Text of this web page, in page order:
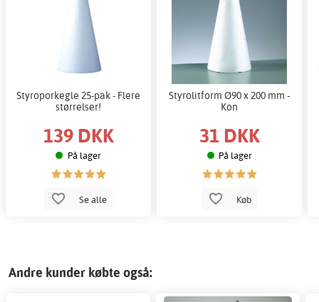
Styroporkegle 25-pak - Flere
størrelser!
139 DKK
På lager
Se alle
Styrolitform Ø90 x 200 mm -
Kon
31 DKK
På lager
Køb
Andre kunder købte også: